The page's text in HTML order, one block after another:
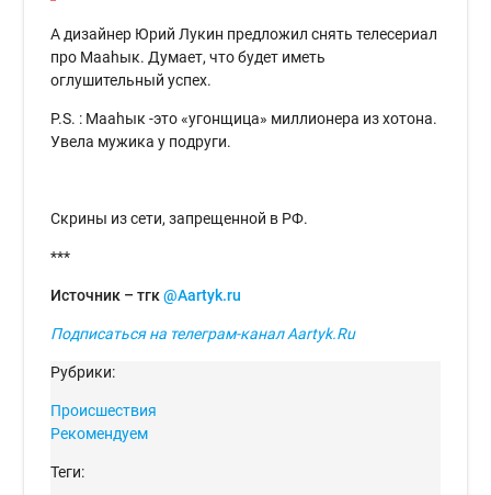
А дизайнер Юрий Лукин предложил снять телесериал
про Мааhык. Думает, что будет иметь
оглушительный успех.
P.S. : Мааhык -это «угонщица» миллионера из хотона.
Увела мужика у подруги.
Скрины из сети, запрещенной в РФ.
***
Источник – тгк@Aartyk.ru
Подписаться на телеграм-канал Aartyk.Ru
Рубрики:
Происшествия
Рекомендуем
Теги: